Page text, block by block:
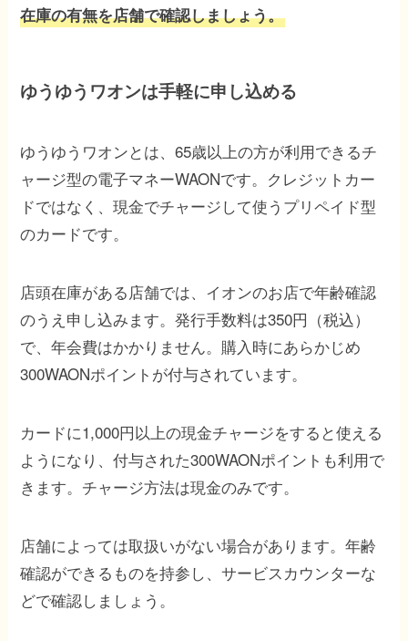
在庫の有無を店舗で確認しましょう。
ゆうゆうワオンは手軽に申し込める
ゆうゆうワオンとは、65歳以上の方が利用できるチ
ャージ型の電子マネーWAONです。クレジットカー
ドではなく、現金でチャージして使うプリペイド型
のカードです。
店頭在庫がある店舗では、イオンのお店で年齢確認
のうえ申し込みます。発行手数料は350円（税込）
で、年会費はかかりません。購入時にあらかじめ
300WAONポイントが付与されています。
カードに1,000円以上の現金チャージをすると使える
ようになり、付与された300WAONポイントも利用で
きます。チャージ方法は現金のみです。
店舗によっては取扱いがない場合があります。年齢
確認ができるものを持参し、サービスカウンターな
どで確認しましょう。